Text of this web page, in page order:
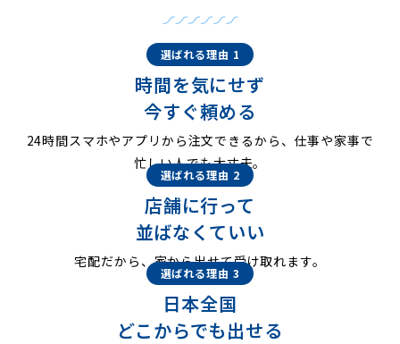
選ばれる理由 1
時間を気にせず
今すぐ頼める
24時間スマホやアプリから注文できるから、仕事や家事で
忙しい人でも大丈夫。
選ばれる理由 2
店舗に行って
並ばなくていい
宅配だから、家から出せて受け取れます。
選ばれる理由 3
日本全国
どこからでも出せる